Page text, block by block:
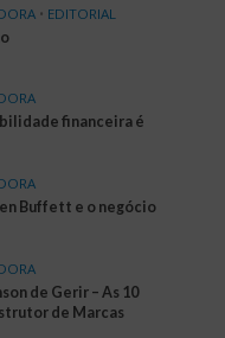
• EDITORIAL
financeira é
Buffett e o negócio
de Gerir – As 10
de Marcas